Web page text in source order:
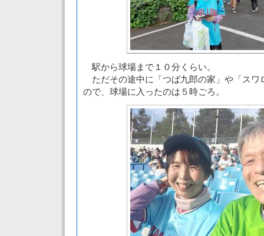
駅から球場まで１０分くらい。
ただその途中に「つば九郎の家」や「スワ
ので、球場に入ったのは５時ごろ。